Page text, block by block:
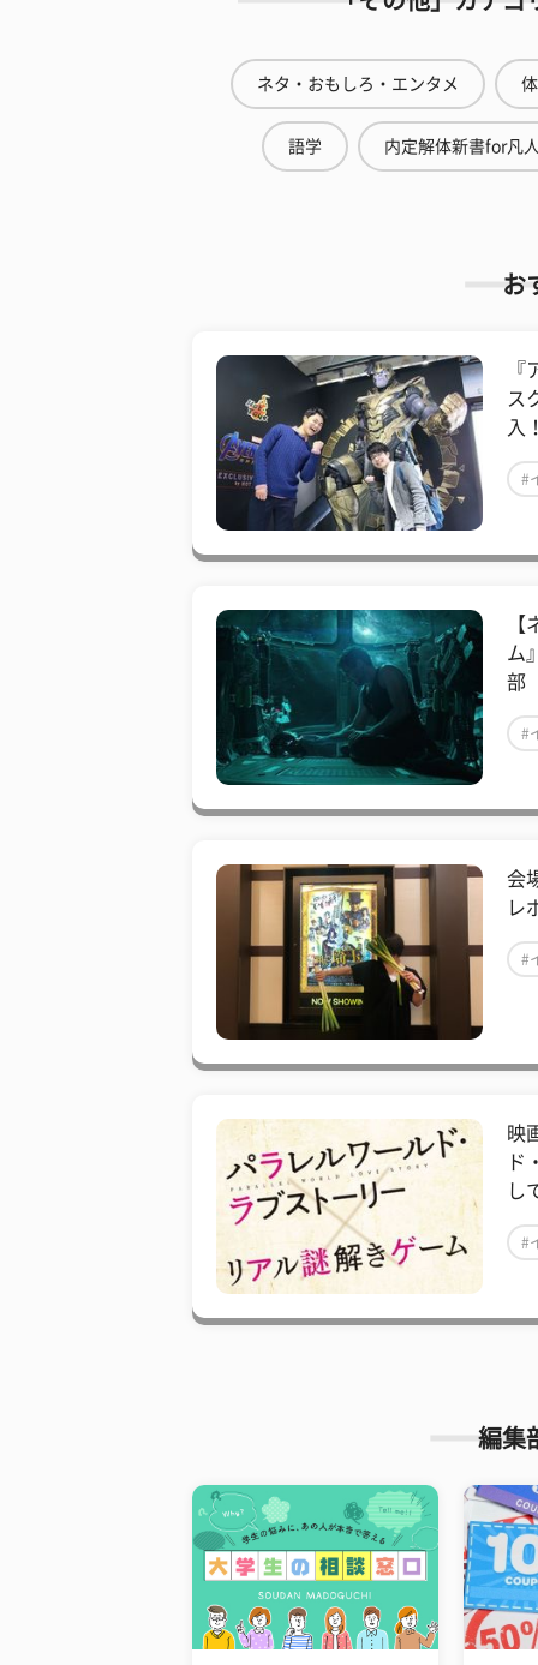
ネタ・おもしろ・エンタメ
語学 内定解体新書for凡
お
『
ス
入
#
【
ム
部
#
会
レ
#
映
ド
し
#
編集